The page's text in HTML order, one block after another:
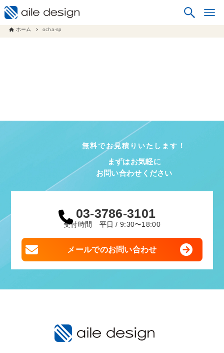
ホーム ocha-sp
無料でお見積りいたします！
まずはお気軽に
お問い合わせください
03-3786-3101
受付時間 平日 / 9:30〜18:00
メールでのお問い合わせ